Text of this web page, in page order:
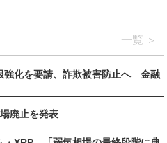
一覧
強化を要請、詐欺被害防止へ 金融
廃止を発表